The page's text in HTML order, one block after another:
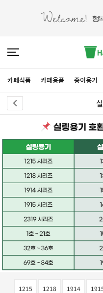
카페식품 카페용품 종이용기
1215 1218 1914